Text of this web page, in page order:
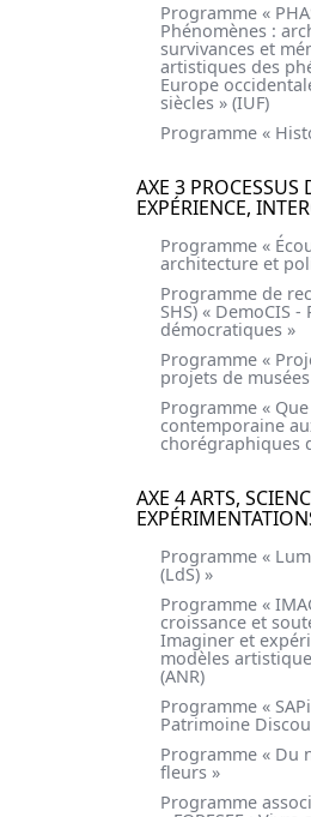
Programme «
Phénomènes :
survivances et
artistiques des
Europe
siècles » (IUF)
Programme «
AXE 3 PROCESSUS
EXPÉRIENCE,
Programme «
architecture et
Programme de
SHS) « DemoCIS
démocratiques »
Programme «
projets de
Programme «
contemporaine
chorégraphiques
AXE 4 ARTS,
Programme «
(LdS) »
Programme «
croissance et
Imaginer et
modèles
(ANR)
Programme «
Patrimoine
Programme « Du
fleurs »
Programme